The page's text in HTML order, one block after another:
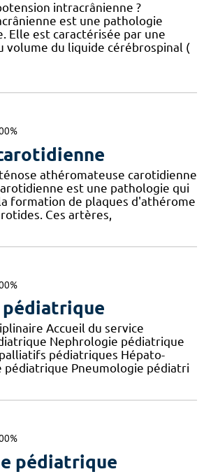
intracrânienne ?
est une pathologie
Elle est caractérisée par une
volume du liquide cérébrospinal (
athéromateuse carotidienne
est une pathologie qui
formation de plaques d'athérome
Ces artères,
Accueil du service
Nephrologie pédiatrique
pédiatriques Hépato-
Pneumologie pédiatri
pédiatrique